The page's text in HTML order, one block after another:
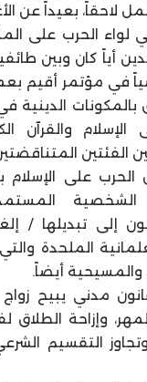
لاحقاً، بعيداً عن
لواء الحرب على
أياً كان وبين
في مؤتمر أقيم
الدينية
والقرآن
الفئتين
على الإسلام
الشخصية
إلى تبديلها /
الملحدة
والمسيحية أيضاً.
مدني يبيح
وإزاحة الطلاق
التقسيم